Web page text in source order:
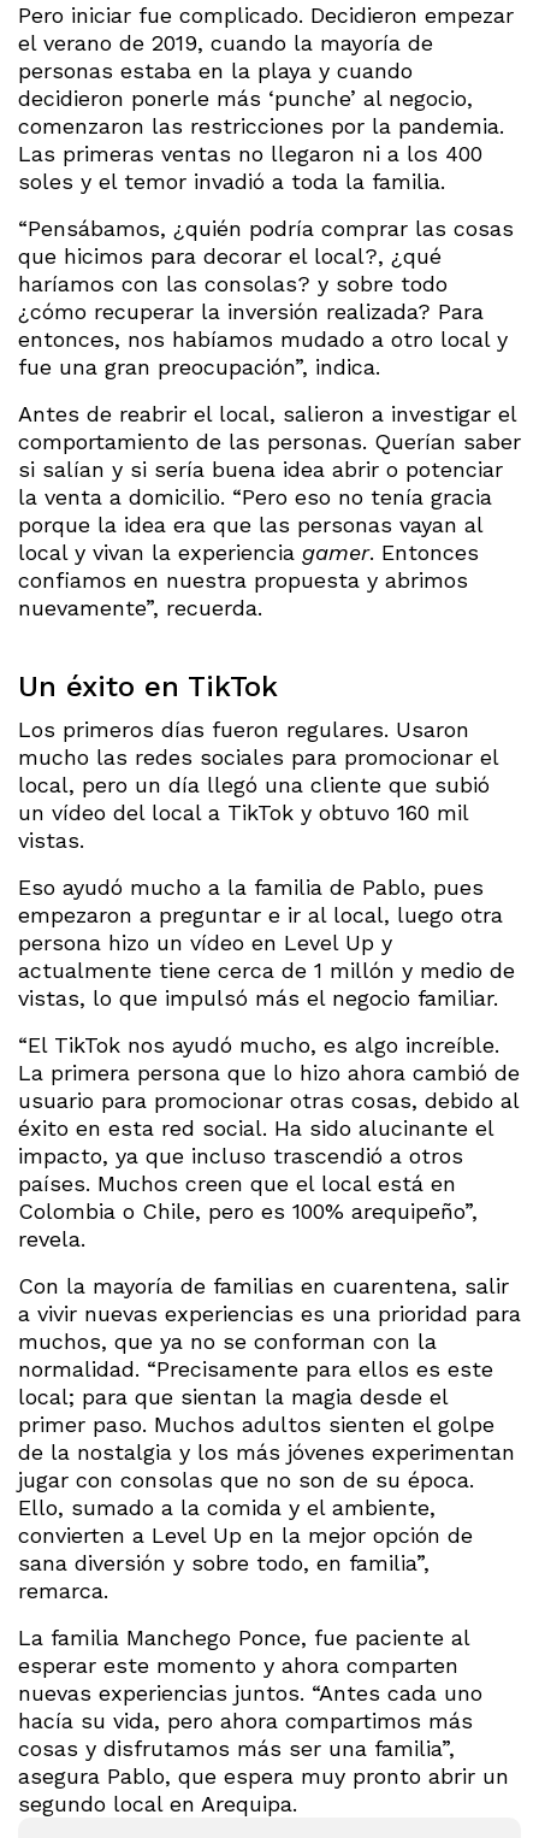
Pero iniciar fue complicado. Decidieron empezar
el verano de 2019, cuando la mayoría de
personas estaba en la playa y cuando
decidieron ponerle más ‘punche’ al negocio,
comenzaron las restricciones por la pandemia.
Las primeras ventas no llegaron ni a los 400
soles y el temor invadió a toda la familia.
“Pensábamos, ¿quién podría comprar las cosas
que hicimos para decorar el local?, ¿qué
haríamos con las consolas? y sobre todo
¿cómo recuperar la inversión realizada? Para
entonces, nos habíamos mudado a otro local y
fue una gran preocupación”, indica.
Antes de reabrir el local, salieron a investigar el
comportamiento de las personas. Querían saber
si salían y si sería buena idea abrir o potenciar
la venta a domicilio. “Pero eso no tenía gracia
porque la idea era que las personas vayan al
local y vivan la experiencia gamer. Entonces
confiamos en nuestra propuesta y abrimos
nuevamente”, recuerda.
Un éxito en TikTok
Los primeros días fueron regulares. Usaron
mucho las redes sociales para promocionar el
local, pero un día llegó una cliente que subió
un vídeo del local a TikTok y obtuvo 160 mil
vistas.
Eso ayudó mucho a la familia de Pablo, pues
empezaron a preguntar e ir al local, luego otra
persona hizo un vídeo en Level Up y
actualmente tiene cerca de 1 millón y medio de
vistas, lo que impulsó más el negocio familiar.
“El TikTok nos ayudó mucho, es algo increíble.
La primera persona que lo hizo ahora cambió de
usuario para promocionar otras cosas, debido al
éxito en esta red social. Ha sido alucinante el
impacto, ya que incluso trascendió a otros
países. Muchos creen que el local está en
Colombia o Chile, pero es 100% arequipeño”,
revela.
Con la mayoría de familias en cuarentena, salir
a vivir nuevas experiencias es una prioridad para
muchos, que ya no se conforman con la
normalidad. “Precisamente para ellos es este
local; para que sientan la magia desde el
primer paso. Muchos adultos sienten el golpe
de la nostalgia y los más jóvenes experimentan
jugar con consolas que no son de su época.
Ello, sumado a la comida y el ambiente,
convierten a Level Up en la mejor opción de
sana diversión y sobre todo, en familia”,
remarca.
La familia Manchego Ponce, fue paciente al
esperar este momento y ahora comparten
nuevas experiencias juntos. “Antes cada uno
hacía su vida, pero ahora compartimos más
cosas y disfrutamos más ser una familia”,
asegura Pablo, que espera muy pronto abrir un
segundo local en Arequipa.